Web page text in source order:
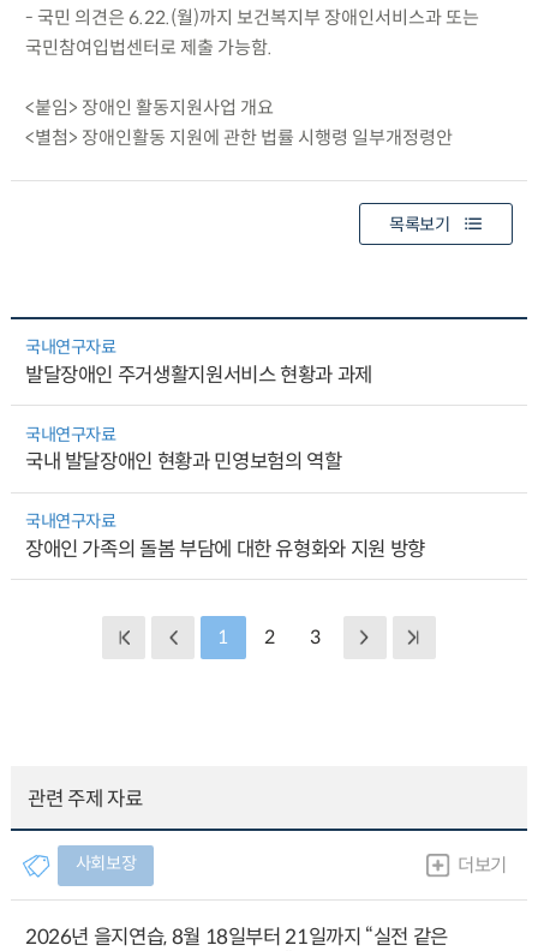
- 국민 의견은 6.22.(월)까지 보건복지부 장애인서비스과 또는
국민참여입법센터로 제출 가능함.
<붙임> 장애인 활동지원사업 개요
<별첨> 장애인활동 지원에 관한 법률 시행령 일부개정령안
목록보기
국내연구자료
발달장애인 주거생활지원서비스 현황과 과제
국내연구자료
국내 발달장애인 현황과 민영보험의 역할
국내연구자료
장애인 가족의 돌봄 부담에 대한 유형화와 지원 방향
1 2 3
관련 주제 자료
사회보장 더보기
2026년 을지연습, 8월 18일부터 21일까지 “실전 같은